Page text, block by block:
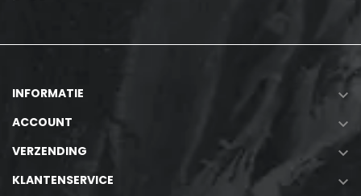
INFORMATIE 
ACCOUNT 
VERZENDING 
KLANTENSERVICE 